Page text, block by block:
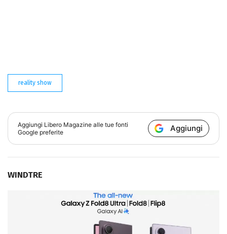
reality show
Aggiungi Libero Magazine alle tue fonti
Google preferite
Aggiungi
WINDTRE